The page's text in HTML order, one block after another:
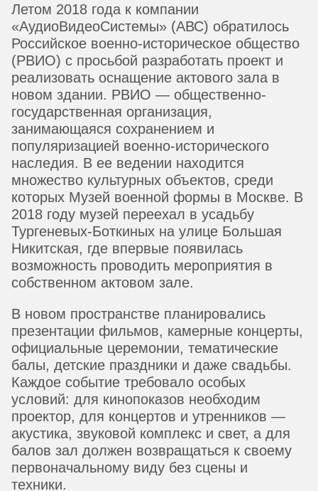
Летом 2018 года к компании
«АудиоВидеоСистемы» (АВС) обратилось
Российское военно-историческое общество
(РВИО) с просьбой разработать проект и
реализовать оснащение актового зала в
новом здании. РВИО — общественно-
государственная организация,
занимающаяся сохранением и
популяризацией военно-исторического
наследия. В ее ведении находится
множество культурных объектов, среди
которых Музей военной формы в Москве. В
2018 году музей переехал в усадьбу
Тургеневых-Боткиных на улице Большая
Никитская, где впервые появилась
возможность проводить мероприятия в
собственном актовом зале.
В новом пространстве планировались
презентации фильмов, камерные концерты,
официальные церемонии, тематические
балы, детские праздники и даже свадьбы.
Каждое событие требовало особых
условий: для кинопоказов необходим
проектор, для концертов и утренников —
акустика, звуковой комплекс и свет, а для
балов зал должен возвращаться к своему
первоначальному виду без сцены и
техники.